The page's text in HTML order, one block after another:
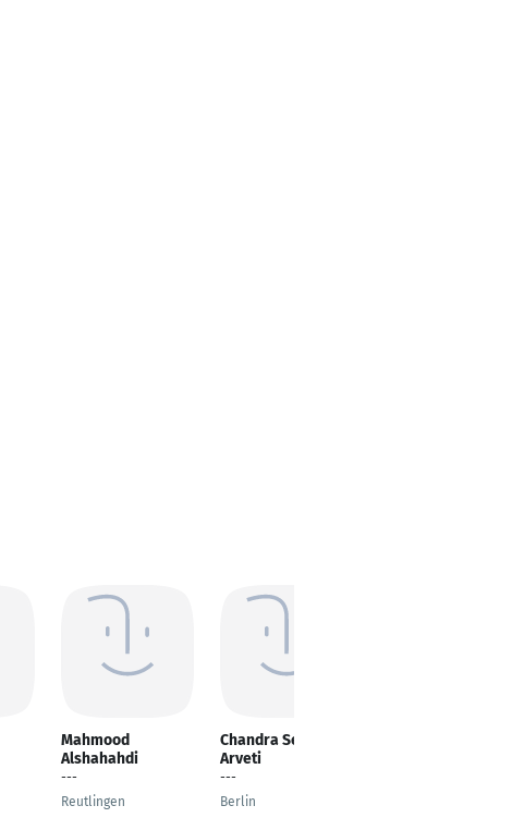
Mahmood
Alshahahdi
---
Reutlingen
Chandra Sekhar
Arveti
---
Berlin